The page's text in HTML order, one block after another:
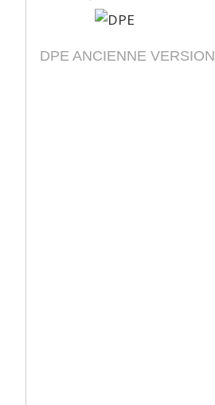
DPE ANCIENNE VERSION